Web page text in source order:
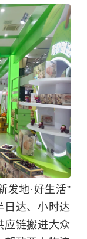
发地·好生活”
日达、小时达
应链搬进大众